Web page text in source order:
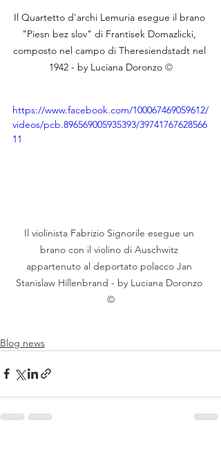
Il Quartetto d'archi Lemuria esegue il brano
"Piesn bez slov" di Frantisek Domazlicki,
composto nel campo di Theresiendstadt nel
1942 - by Luciana Doronzo ©
https://www.facebook.com/100067469059612/
videos/pcb.896569005935393/39741767628566
11
Il violinista Fabrizio Signorile esegue un
brano con il violino di Auschwitz
appartenuto al deportato polacco Jan
Stanislaw Hillenbrand - by Luciana Doronzo
©
Blog news